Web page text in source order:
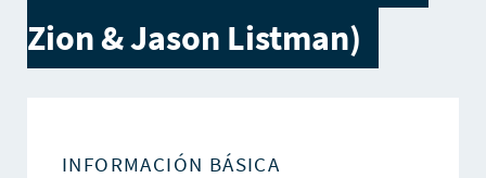
Zion & Jason Listman)
INFORMACIÓN BÁSICA